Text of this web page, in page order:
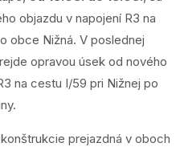
objazdu v napojení R3 na
obce Nižná. V poslednej
opravou úsek od nového
na cestu I/59 pri Nižnej po
prejazdná v oboch